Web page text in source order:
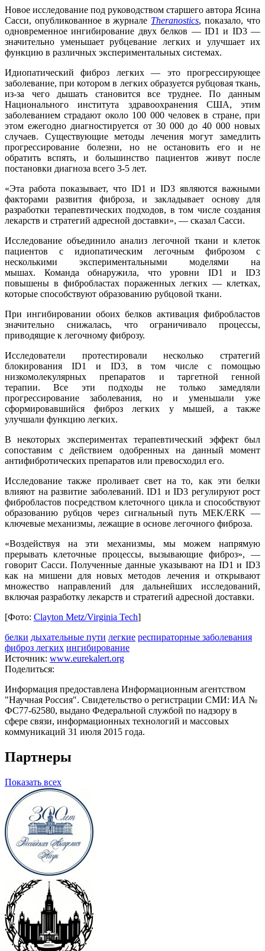
Новое исследование под руководством старшего автора Ясина
Сасси, опубликованное в журнале Theranostics, показало, что
одновременное ингибирование двух белков — ID1 и ID3 —
значительно уменьшает рубцевание легких и улучшает их
функцию в различных экспериментальных системах.
Идиопатический фиброз легких — это прогрессирующее
заболевание, при котором в легких образуется рубцовая ткань,
из-за чего дышать становится все труднее. По данным
Национального института здравоохранения США, этим
заболеванием страдают около 100 000 человек в стране, при
этом ежегодно диагностируется от 30 000 до 40 000 новых
случаев. Существующие методы лечения могут замедлить
прогрессирование болезни, но не остановить его и не
обратить вспять, и большинство пациентов живут после
постановки диагноза всего 3-5 лет.
«Эта работа показывает, что ID1 и ID3 являются важными
факторами развития фиброза, и закладывает основу для
разработки терапевтических подходов, в том числе создания
лекарств и стратегий адресной доставки», — сказал Сасси.
Исследование объединило анализ легочной ткани и клеток
пациентов с идиопатическим легочным фиброзом с
несколькими экспериментальными моделями на
мышах. Команда обнаружила, что уровни ID1 и ID3
повышены в фибробластах пораженных легких — клетках,
которые способствуют образованию рубцовой ткани.
При ингибировании обоих белков активация фибробластов
значительно снижалась, что ограничивало процессы,
приводящие к легочному фиброзу.
Исследователи протестировали несколько стратегий
блокирования ID1 и ID3, в том числе с помощью
низкомолекулярных препаратов и таргетной генной
терапии. Все эти подходы не только замедляли
прогрессирование заболевания, но и уменьшали уже
сформировавшийся фиброз легких у мышей, а также
улучшали функцию легких.
В некоторых экспериментах терапевтический эффект был
сопоставим с действием одобренных на данный момент
антифибротических препаратов или превосходил его.
Исследование также проливает свет на то, как эти белки
влияют на развитие заболеваний. ID1 и ID3 регулируют рост
фибробластов посредством клеточного цикла и способствуют
образованию рубцов через сигнальный путь MEK/ERK —
ключевые механизмы, лежащие в основе легочного фиброза.
«Воздействуя на эти механизмы, мы можем напрямую
прерывать клеточные процессы, вызывающие фиброз», —
говорит Сасси. Полученные данные указывают на ID1 и ID3
как на мишени для новых методов лечения и открывают
множество направлений для дальнейших исследований,
включая разработку лекарств и стратегий адресной доставки.
[Фото: Clayton Metz/Virginia Tech]
белки дыхательные пути легкие респираторные заболевания
фиброз легких ингибирование
Источник: www.eurekalert.org
Поделиться:
Информация предоставлена Информационным агентством
"Научная Россия". Свидетельство о регистрации СМИ: ИА №
ФС77-62580, выдано Федеральной службой по надзору в
сфере связи, информационных технологий и массовых
коммуникаций 31 июля 2015 года.
Партнеры
Показать всех